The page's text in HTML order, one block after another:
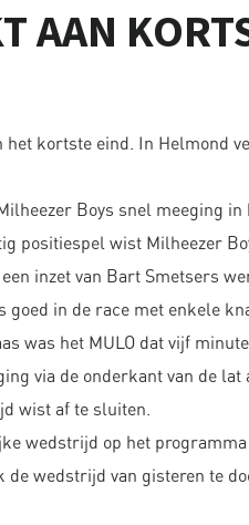
AAN
het kortste eind. In Helmond
Boys snel meeging in
positiespel wist Milheezer
inzet van Bart Smetsers
goed in de race met enkele
was het MULO dat vijf
via de onderkant van de lat
wist af te sluiten.
wedstrijd op het
wedstrijd van gisteren te